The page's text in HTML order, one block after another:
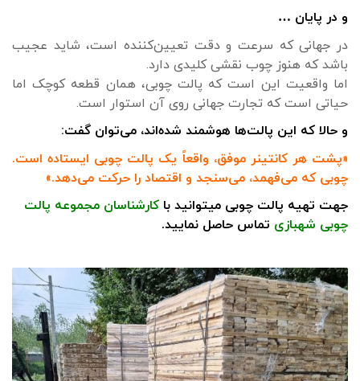
و در پایان …
در جهانی که سرعت و دقت تعیین‌کننده است، شاید عجیب
باشد که هنوز چوب نقشی کلیدی دارد.
اما واقعیت این است که پالت چوبی، همان قطعه کوچک اما
حیاتی است که تجارت جهانی روی آن استوار است.
و حالا که این پالت‌ها هوشمند شده‌اند، می‌توان گفت:
«پشت هر کانتینر موفق، واقعاً یک پالت چوبی ایستاده است.
چوبی که می‌فهمد، می‌سنجد و اقتصاد را حرکت می‌دهد.»
جهت تهیه پالت چوبی میتوانید با کارشناسان مجموعه پالت
چوبی شهبازی تماس حاصل نمایید.